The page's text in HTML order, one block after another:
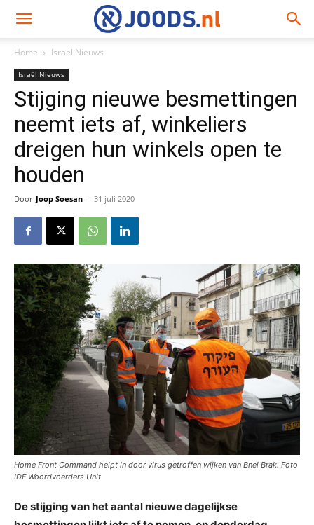
Home Israël Nieuws
Israël Nieuws
Stijging nieuwe besmettingen
neemt iets af, winkeliers
dreigen hun winkels open te
houden
Door Joop Soesan - 31 juli 2020
Home Front Command helpt in door virus getroffen wijken van Bnei Brak. Foto
IDF Woordvoerders Unit
De stijging van het aantal nieuwe dagelijkse